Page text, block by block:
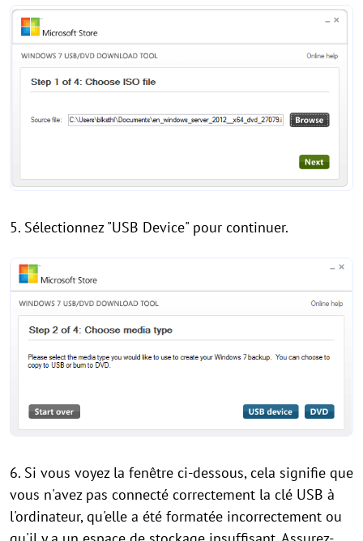
5. Sélectionnez "USB Device" pour continuer.
6. Si vous voyez la fenêtre ci-dessous, cela signifie que
vous n'avez pas connecté correctement la clé USB à
l'ordinateur, qu'elle a été formatée incorrectement ou